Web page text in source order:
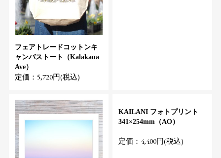
フェアトレードコットンキ
ャンバストート（Kalakaua
Ave）
定価：5,720円(税込)
KAILANI フォトプリント
341×254mm（AO）
定価：4,400円(税込)